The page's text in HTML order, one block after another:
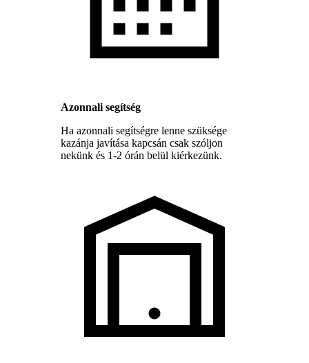
Azonnali segítség
Ha azonnali segítségre lenne szüksége
kazánja javítása kapcsán csak szóljon
nekünk és 1-2 órán belül kiérkezünk.